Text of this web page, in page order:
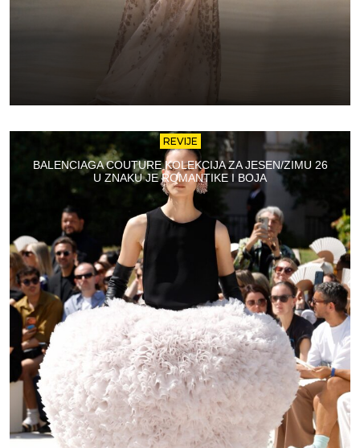
REVIJE
BALENCIAGA COUTURE KOLEKCIJA ZA JESEN/ZIMU 26
U ZNAKU JE ROMANTIKE I BOJA